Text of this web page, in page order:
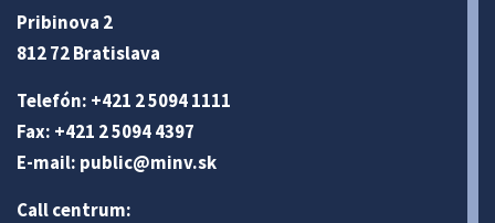
Pribinova 2
812 72 Bratislava
Telefón: +421 2 5094 1111
Fax: +421 2 5094 4397
E-mail: public@minv.sk
Call centrum: